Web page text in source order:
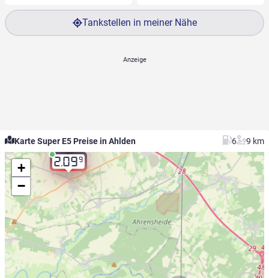
Tankstellen in meiner Nähe
Karte Super E5 Preise in Ahlden 6 9 km
2.099
+
−